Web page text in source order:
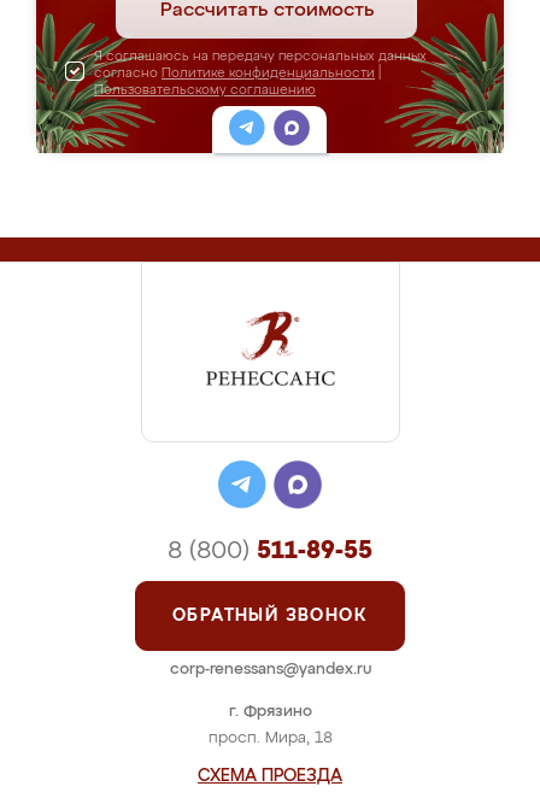
Рассчитать стоимость
Я соглашаюсь на передачу персональных данных
согласно Политике конфиденциальности
Пользовательскому соглашению
г. Фрязино
просп. Мира, 18
СХЕМА ПРОЕЗДА
8 (800) 511-89-55
ОБРАТНЫЙ ЗВОНОК
corp-renessans@yandex.ru